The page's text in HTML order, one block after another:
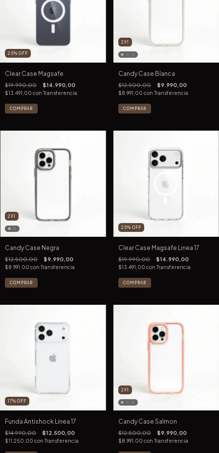
25% OFF
Clear Case Magsafe
$19.990,00 $14.990,00
$13.491,00 con Transferencia
COMPRAR
2X1
Candy Case Blanca
$12.500,00 $9.990,00
$8.991,00 con Transferencia
COMPRAR
2X1
Candy Case Negra
$12.500,00 $9.990,00
$8.991,00 con Transferencia
COMPRAR
25% OFF
Clear Case Magsafe Linea 17
$19.990,00 $14.990,00
$13.491,00 con Transferencia
COMPRAR
17% OFF
Funda Antishock Linea 17
$14.990,00 $12.500,00
$11.250,00 con Transferencia
2X1
Candy Case Salmon
$12.500,00 $9.990,00
$8.991,00 con Transferencia